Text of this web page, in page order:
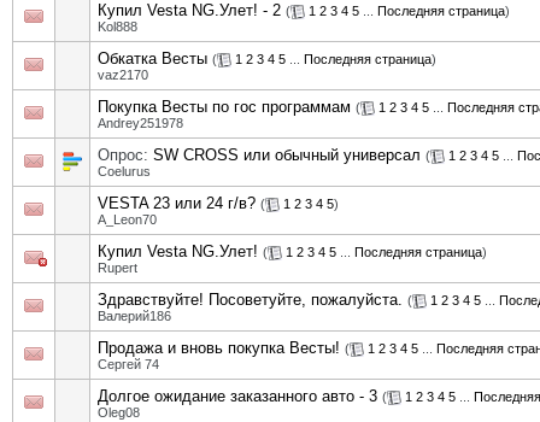
Купил Vesta NG.Улет! - 2 ( 1 2 3 4 5 Последняя страница)
Kol888
Обкатка Весты ( 1 2 3 4 5 Последняя страница)
vaz2170
Покупка Весты по гос программам ( 1 2 3 4 5
Последняя
Andrey251978
Опрос: SW CROSS или обычный универсал ( 1 2 3 4 5
Coelurus
VESTA 23 или 24 г/в? ( 1 2 3 4 5)
A_Leon70
Купил Vesta NG.Улет! ( 1 2 3 4 5 Последняя страница)
Rupert
Здравствуйте! Посоветуйте, пожалуйста. ( 1 2 3 4 5
Валерий186
Продажа и вновь покупка Весты! ( 1 2 3 4 5
Последняя
Сергей 74
Долгое ожидание заказанного авто - 3 ( 1 2 3 4 5
Oleg08